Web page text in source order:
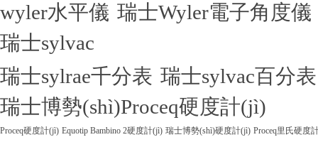
wyler水平儀 瑞士Wyler電子角度儀
瑞士sylvac
瑞士sylrae千分表 瑞士sylvac百分表
瑞士博勢(shì)Proceq硬度計(jì)
Proceq硬度計(jì) Equotip Bambino 2硬度計(jì) 瑞士博勢(shì)硬度計(jì) Proceq里氏硬度